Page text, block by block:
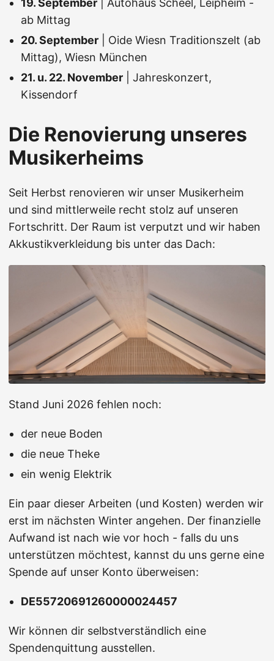
19. September | Autohaus Scheel, Leipheim -
ab Mittag
20. September | Oide Wiesn Traditionszelt (ab
Mittag), Wiesn München
21. u. 22. November | Jahreskonzert,
Kissendorf
Die Renovierung unseres
Musikerheims
Seit Herbst renovieren wir unser Musikerheim
und sind mittlerweile recht stolz auf unseren
Fortschritt. Der Raum ist verputzt und wir haben
Akkustikverkleidung bis unter das Dach:
Stand Juni 2026 fehlen noch:
der neue Boden
die neue Theke
ein wenig Elektrik
Ein paar dieser Arbeiten (und Kosten) werden wir
erst im nächsten Winter angehen. Der finanzielle
Aufwand ist nach wie vor hoch - falls du uns
unterstützen möchtest, kannst du uns gerne eine
Spende auf unser Konto überweisen:
DE55720691260000024457
Wir können dir selbstverständlich eine
Spendenquittung ausstellen.